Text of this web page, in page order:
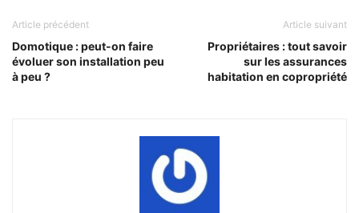
Article précédent
Domotique : peut-on faire
évoluer son installation peu
à peu ?
Article suivant
Propriétaires : tout savoir
sur les assurances
habitation en copropriété